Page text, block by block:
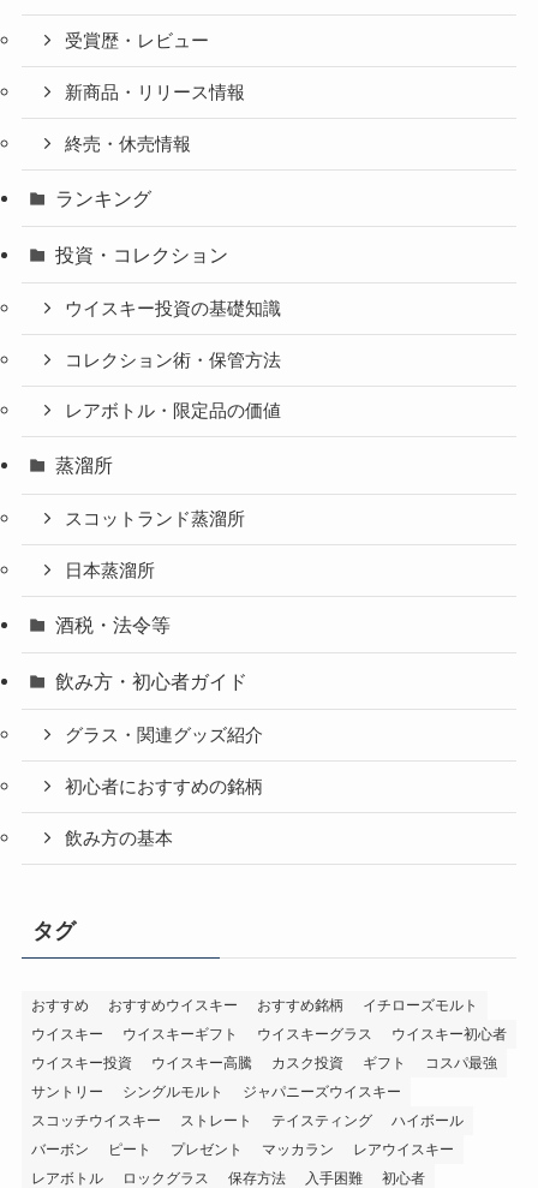
受賞歴・レビュー
新商品・リリース情報
終売・休売情報
ランキング
投資・コレクション
ウイスキー投資の基礎知識
コレクション術・保管方法
レアボトル・限定品の価値
蒸溜所
スコットランド蒸溜所
日本蒸溜所
酒税・法令等
飲み方・初心者ガイド
グラス・関連グッズ紹介
初心者におすすめの銘柄
飲み方の基本
タグ
おすすめ おすすめウイスキー おすすめ銘柄
イチローズモルト
ウイスキー
ウイスキーギフト ウイスキーグラス
ウイスキー初心者
ウイスキー投資
ウイスキー高騰 カスク投資 ギフト
コスパ最強
サントリー
シングルモルト
ジャパニーズウイスキー
スコッチウイスキー
ストレート テイスティング
ハイボール
バーボン
ピート プレゼント マッカラン
レアウイスキー
レアボトル
ロックグラス 保存方法 入手困難
初心者